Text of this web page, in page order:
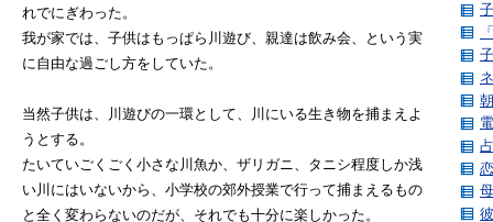
れでにぎわった。
我が家では、子供はもっぱら川遊び、親達は飲み会、という実
に自由な過ごし方をしていた。
当然子供は、川遊びの一環として、川にいる生き物を捕まえよ
うとする。
たいていごくごく小さな川魚か、ザリガニ、タニシ程度しか浅
い川にはいないから、小学校の郊外授業で行って捕まえるもの
と全く変わらないのだが、それでも十分に楽しかった。